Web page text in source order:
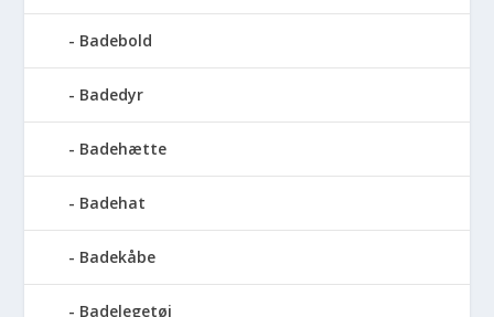
Badebold
Badedyr
Badehætte
Badehat
Badekåbe
Badelegetøj